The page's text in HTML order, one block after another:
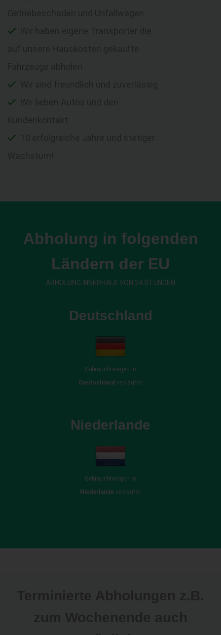
Abholung in folgenden
Ländern der EU
ABHOLUNG INNERHALB VON 24 STUNDEN
Deutschland
Gebrauchtwagen in
Deutschland verkaufen
Niederlande
Gebrauchtwagen in
Niederlandeverkaufen